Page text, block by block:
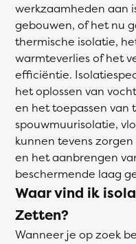
werkzaamheden aan
gebouwen, of het nu
thermische isolatie,
warmteverlies of het
efficiëntie.
het oplossen van
en het toepassen van
spouwmuurisolatie,
kunnen tevens
en het aanbrengen
beschermende laag
Waar vind ik
Zetten?
Wanneer je op zoek